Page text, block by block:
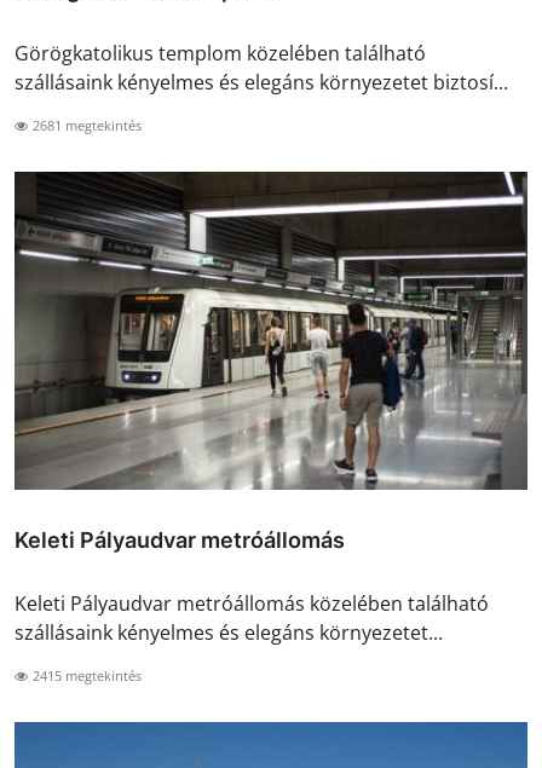
Görögkatolikus templom közelében található
szállásaink kényelmes és elegáns környezetet biztosí...
2681 megtekintés
Keleti Pályaudvar metróállomás
Keleti Pályaudvar metróállomás közelében található
szállásaink kényelmes és elegáns környezetet...
2415 megtekintés